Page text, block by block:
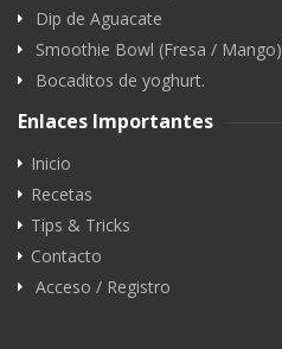
Dip de Aguacate
Smoothie Bowl (Fresa / Mango)
Bocaditos de yoghurt.
Enlaces Importantes
Inicio
Recetas
Tips & Tricks
Contacto
Acceso / Registro